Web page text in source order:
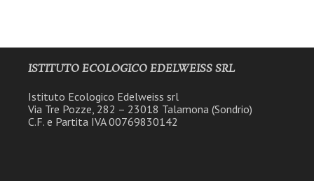
ISTITUTO ECOLOGICO EDELWEISS SRL
Istituto Ecologico Edelweiss srl
Via Tre Pozze, 282 – 23018 Talamona (Sondrio)
C.F. e Partita IVA 00769830142